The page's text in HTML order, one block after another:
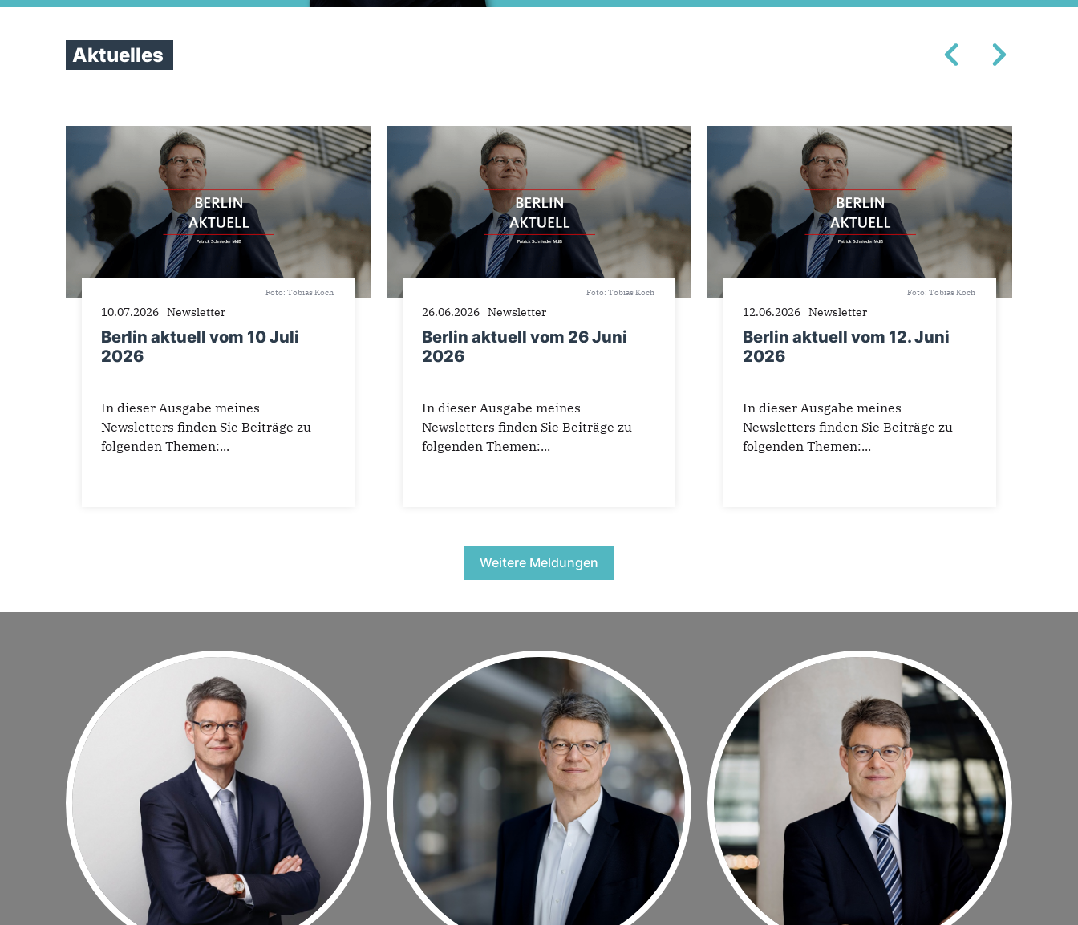
Aktuelles
Foto: Tobias Koch
10.07.2026 Newsletter
Berlin aktuell vom 10 Juli
2026
In dieser Ausgabe meines
Newsletters finden Sie Beiträge zu
folgenden Themen:...
Foto: Tobias Koch
26.06.2026 Newsletter
Berlin aktuell vom 26 Juni
2026
In dieser Ausgabe meines
Newsletters finden Sie Beiträge zu
folgenden Themen:...
Foto: Tobias Koch
12.06.2026 Newsletter
Berlin aktuell vom 12. Juni
2026
In dieser Ausgabe meines
Newsletters finden Sie Beiträge zu
folgenden Themen:...
Weitere Meldungen